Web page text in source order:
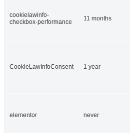
cookielawinfo-
checkbox-performance
11 months
CookieLawInfoConsent 1 year
elementor never